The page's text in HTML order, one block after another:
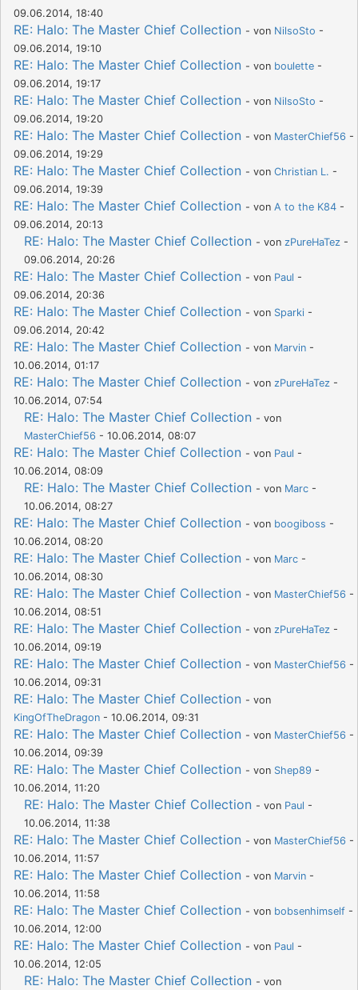
09.06.2014, 18:40
RE: Halo: The Master Chief Collection - von NilsoSto -
09.06.2014, 19:10
RE: Halo: The Master Chief Collection - von boulette -
09.06.2014, 19:17
RE: Halo: The Master Chief Collection - von NilsoSto -
09.06.2014, 19:20
RE: Halo: The Master Chief Collection - von MasterChief56 -
09.06.2014, 19:29
RE: Halo: The Master Chief Collection - von Christian L. -
09.06.2014, 19:39
RE: Halo: The Master Chief Collection - von A to the K84 -
09.06.2014, 20:13
RE: Halo: The Master Chief Collection - von zPureHaTez -
09.06.2014, 20:26
RE: Halo: The Master Chief Collection - von Paul -
09.06.2014, 20:36
RE: Halo: The Master Chief Collection - von Sparki -
09.06.2014, 20:42
RE: Halo: The Master Chief Collection - von Marvin -
10.06.2014, 01:17
RE: Halo: The Master Chief Collection - von zPureHaTez -
10.06.2014, 07:54
RE: Halo: The Master Chief Collection - von
MasterChief56 - 10.06.2014, 08:07
RE: Halo: The Master Chief Collection - von Paul -
10.06.2014, 08:09
RE: Halo: The Master Chief Collection - von Marc -
10.06.2014, 08:27
RE: Halo: The Master Chief Collection - von boogiboss -
10.06.2014, 08:20
RE: Halo: The Master Chief Collection - von Marc -
10.06.2014, 08:30
RE: Halo: The Master Chief Collection - von MasterChief56 -
10.06.2014, 08:51
RE: Halo: The Master Chief Collection - von zPureHaTez -
10.06.2014, 09:19
RE: Halo: The Master Chief Collection - von MasterChief56 -
10.06.2014, 09:31
RE: Halo: The Master Chief Collection - von
KingOfTheDragon - 10.06.2014, 09:31
RE: Halo: The Master Chief Collection - von MasterChief56 -
10.06.2014, 09:39
RE: Halo: The Master Chief Collection - von Shep89 -
10.06.2014, 11:20
RE: Halo: The Master Chief Collection - von Paul -
10.06.2014, 11:38
RE: Halo: The Master Chief Collection - von MasterChief56 -
10.06.2014, 11:57
RE: Halo: The Master Chief Collection - von Marvin -
10.06.2014, 11:58
RE: Halo: The Master Chief Collection - von bobsenhimself -
10.06.2014, 12:00
RE: Halo: The Master Chief Collection - von Paul -
10.06.2014, 12:05
RE: Halo: The Master Chief Collection - von